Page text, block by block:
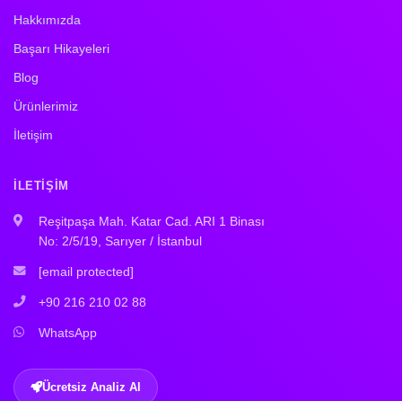
Hakkımızda
Başarı Hikayeleri
Blog
Ürünlerimiz
İletişim
İLETIŞIM
Reşitpaşa Mah. Katar Cad. ARI 1 Binası
No: 2/5/19, Sarıyer / İstanbul
[email protected]
+90 216 210 02 88
WhatsApp
Ücretsiz Analiz Al